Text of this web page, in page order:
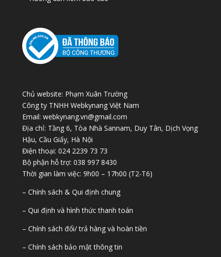
Chủ website: Phạm Xuân Trường
Công ty TNHH Webkynang Việt Nam
Email: webkynang.vn@gmail.com
Địa chỉ: Tầng 6, Tòa Nhà Sannam, Duy Tân, Dịch Vọng
Hậu, Cầu Giấy, Hà Nội
Điện thoại: 024 2239 73 73
Bộ phận hỗ trợ: 038 997 8430
Thời gian làm việc: 9h00 – 17h00 (T2-T6)
– Chính sách & Qui định chung
– Qui định và hình thức thanh toán
– Chính sách đổi/ trả hàng và hoàn tiền
– Chính sách bảo mật thông tin